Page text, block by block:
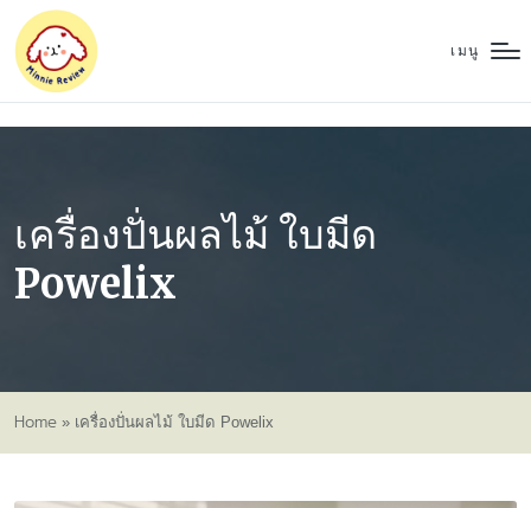
เมนู
เครื่องปั่นผลไม้ ใบมีด
Powelix
Home » เครื่องปั่นผลไม้ ใบมีด Powelix